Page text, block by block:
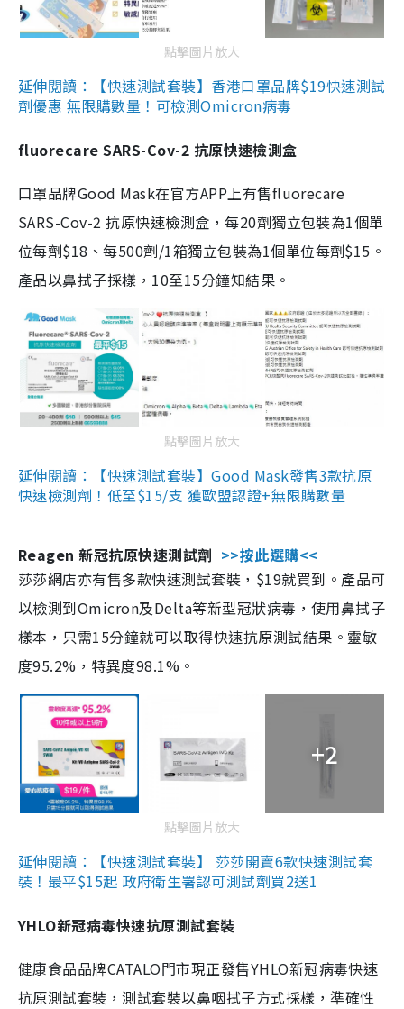
點擊圖片放大
延伸閱讀：【快速測試套裝】香港口罩品牌$19快速測試
劑優惠 無限購數量！可檢測Omicron病毒
fluorecare SARS-Cov-2 抗原快速檢測盒
口罩品牌Good Mask在官方APP上有售fluorecare
SARS-Cov-2 抗原快速檢測盒，每20劑獨立包裝為1個單
位每劑$18、每500劑/1箱獨立包裝為1個單位每劑$15。
產品以鼻拭子採樣，10至15分鐘知結果。
點擊圖片放大
延伸閱讀：【快速測試套裝】Good Mask發售3款抗原
快速檢測劑！低至$15/支 獲歐盟認證+無限購數量
Reagen 新冠抗原快速測試劑 >>按此選購<<
莎莎網店亦有售多款快速測試套裝，$19就買到。產品可
以檢測到Omicron及Delta等新型冠狀病毒，使用鼻拭子
樣本，只需15分鐘就可以取得快速抗原測試結果。靈敏
度95.2%，特異度98.1%。
+2
點擊圖片放大
延伸閱讀：【快速測試套裝】 莎莎開賣6款快速測試套
裝！最平$15起 政府衛生署認可測試劑買2送1
YHLO新冠病毒快速抗原測試套裝
健康食品品牌CATALO門市現正發售YHLO新冠病毒快速
抗原測試套裝，測試套裝以鼻咽拭子方式採樣，準確性